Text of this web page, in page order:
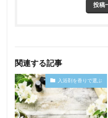
投稿
関連する記事
入浴剤を香りで選ぶ